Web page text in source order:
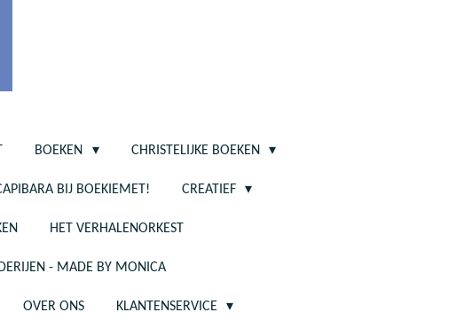
BOEKEN CHRISTELIJKE BOEKEN
BIJ BOEKIEMET! CREATIEF
HET VERHALENORKEST
- MADE BY MONICA
OVER ONS KLANTENSERVICE